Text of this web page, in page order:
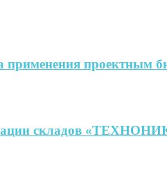
применения проектным
складов